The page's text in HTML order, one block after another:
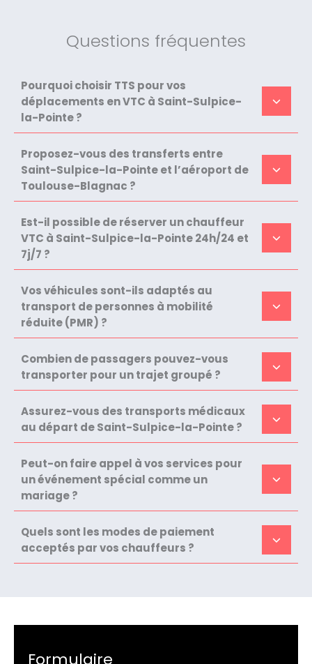
Questions fréquentes
Pourquoi choisir TTS pour vos
déplacements en VTC à Saint-Sulpice-
la-Pointe ?
Proposez-vous des transferts entre
Saint-Sulpice-la-Pointe et l’aéroport de
Toulouse-Blagnac ?
Est-il possible de réserver un chauffeur
VTC à Saint-Sulpice-la-Pointe 24h/24 et
7j/7 ?
Vos véhicules sont-ils adaptés au
transport de personnes à mobilité
réduite (PMR) ?
Combien de passagers pouvez-vous
transporter pour un trajet groupé ?
Assurez-vous des transports médicaux
au départ de Saint-Sulpice-la-Pointe ?
Peut-on faire appel à vos services pour
un événement spécial comme un
mariage ?
Quels sont les modes de paiement
acceptés par vos chauffeurs ?
Formulaire